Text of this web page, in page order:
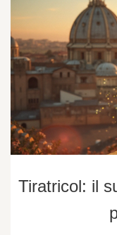
Tiratricol: il